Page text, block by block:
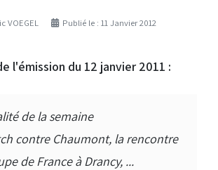
VOEGEL
Publié le : 11 Janvier 2012
l'émission du 12 janvier 2011 :
de la semaine
contre Chaumont, la rencontre
de France à Drancy, ...